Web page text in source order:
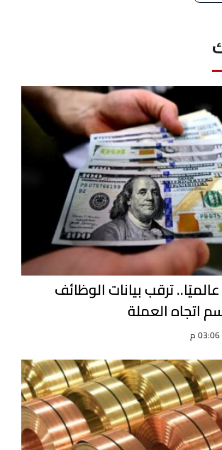
ترقب بيانات الوظائف
اتجاه العملة